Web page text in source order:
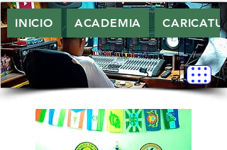
INICIO ACADEMIA